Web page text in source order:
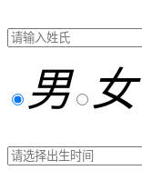
男 女